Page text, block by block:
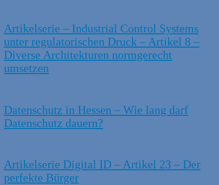
Artikelserie – Industrial Control Systems
unter regulatorischen Druck – Artikel 8 –
Diverse Architekturen normgerecht
umsetzen
Datenschutz in Hessen – Wie lang darf
Datenschutz dauern?
Artikelserie Digital ID – Artikel 23 – Der
perfekte Bürger